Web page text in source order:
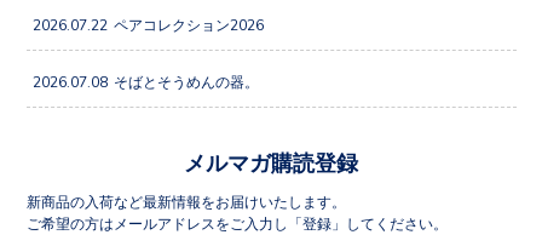
2026.07.22 ペアコレクション2026
2026.07.08 そばとそうめんの器。
メルマガ購読登録
新商品の入荷など最新情報をお届けいたします。
ご希望の方はメールアドレスをご入力し「登録」してください。